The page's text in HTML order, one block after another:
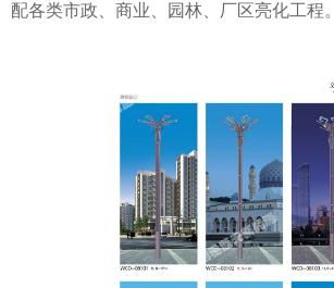
配各类市政、商业、园林、厂区亮化工程。